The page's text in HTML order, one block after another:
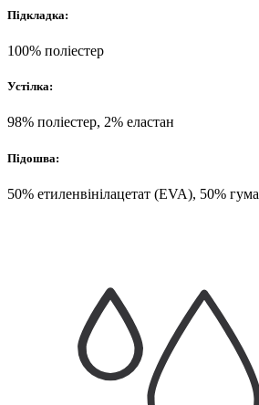
Підкладка:
100% поліестер
Устілка:
98% поліестер, 2% еластан
Підошва:
50% етиленвінілацетат (EVA), 50% гума